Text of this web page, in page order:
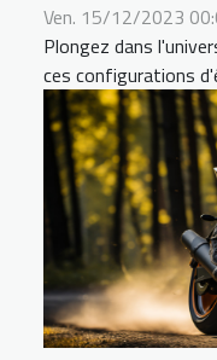
Ven. 15/12/2023
Plongez dans
ces configurations